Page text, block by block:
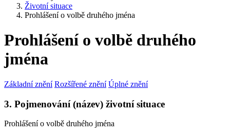
Životní situace
Prohlášení o volbě druhého jména
Prohlášení o volbě druhého
jména
Základní znění Rozšířené znění Úplné znění
3. Pojmenování (název) životní situace
Prohlášení o volbě druhého jména